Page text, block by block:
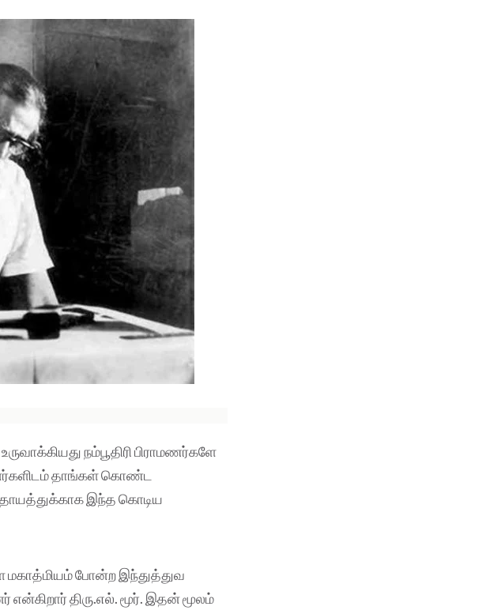
நம்பூதிரி பிராமணர்களே
தாங்கள் கொண்ட
இந்த கொடிய
போன்ற இந்துத்துவ
திரு.எல். மூர். இதன் மூலம்